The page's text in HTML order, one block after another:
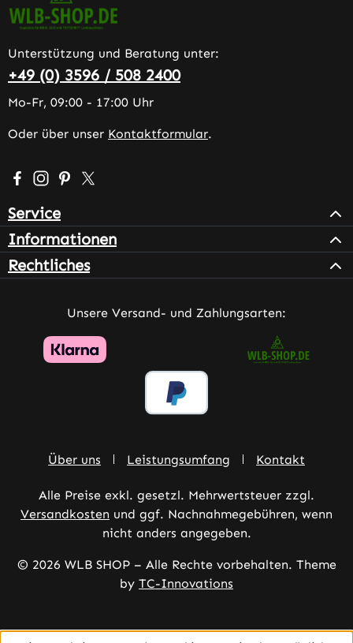
Unterstützung und Beratung unter:
+49 (0) 3596 / 508 2400
Mo-Fr, 09:00 - 17:00 Uhr
Oder über unser Kontaktformular.
Besuche uns auf Facebook – öffnet in neuem Tab
Schau auf Instagram vorbei – öffnet in neuem Tab
Lass dich auf Pinterest inspirieren – öffnet in
Folge uns auf X – öffnet in neuem Tab
Service
Informationen
Rechtliches
Unsere Versand- und Zahlungsarten:
Über uns Leistungsumfang Kontakt
Alle Preise exkl. gesetzl. Mehrwertsteuer zzgl.
Versandkosten und ggf. Nachnahmegebühren, wenn
nicht anders angegeben.
© 2026 WLB SHOP – Alle Rechte vorbehalten. Theme
by TC-Innovations